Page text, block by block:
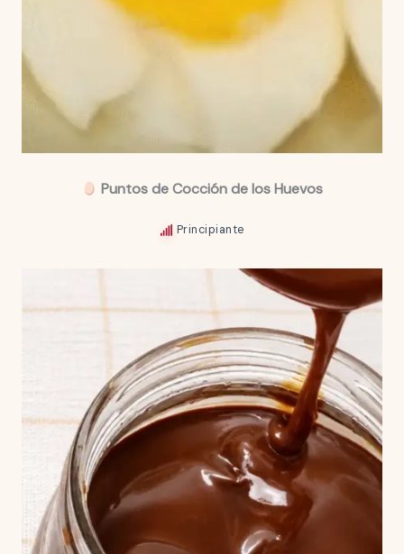
Puntos de Cocción de los Huevos
Principiante